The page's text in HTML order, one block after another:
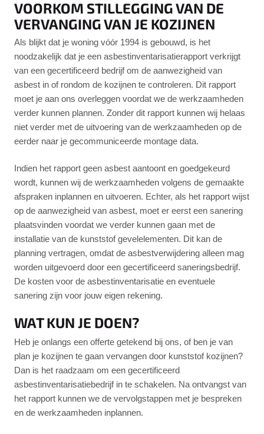
VOORKOM STILLEGGING VAN DE
VERVANGING VAN JE KOZIJNEN
Als blijkt dat je woning vóór 1994 is gebouwd, is het
noodzakelijk dat je een asbestinventarisatierapport verkrijgt
van een gecertificeerd bedrijf om de aanwezigheid van
asbest in of rondom de kozijnen te controleren. Dit rapport
moet je aan ons overleggen voordat we de werkzaamheden
verder kunnen plannen. Zonder dit rapport kunnen wij helaas
niet verder met de uitvoering van de werkzaamheden op de
eerder naar je gecommuniceerde montage data.
Indien het rapport geen asbest aantoont en goedgekeurd
wordt, kunnen wij de werkzaamheden volgens de gemaakte
afspraken inplannen en uitvoeren. Echter, als het rapport wijst
op de aanwezigheid van asbest, moet er eerst een sanering
plaatsvinden voordat we verder kunnen gaan met de
installatie van de kunststof gevelelementen. Dit kan de
planning vertragen, omdat de asbestverwijdering alleen mag
worden uitgevoerd door een gecertificeerd saneringsbedrijf.
De kosten voor de asbestinventarisatie en eventuele
sanering zijn voor jouw eigen rekening.
WAT KUN JE DOEN?
Heb je onlangs een offerte getekend bij ons, of ben je van
plan je kozijnen te gaan vervangen door kunststof kozijnen?
Dan is het raadzaam om een gecertificeerd
asbestinventarisatiebedrijf in te schakelen. Na ontvangst van
het rapport kunnen we de vervolgstappen met je bespreken
en de werkzaamheden inplannen.